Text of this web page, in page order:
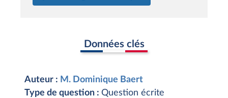
Données clés
Auteur : M. Dominique Baert
Type de question : Question écrite